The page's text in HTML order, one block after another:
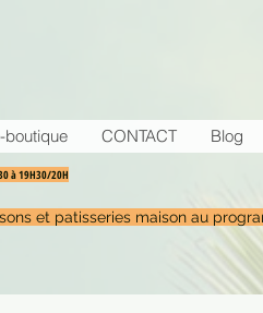
boutique CONTACT Blog
à 19H30/20H
et patisseries maison au